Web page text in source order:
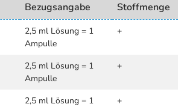
Bezugsangabe Stoffmenge
2,5 ml Lösung = 1
Ampulle
+
2,5 ml Lösung = 1
Ampulle
+
2,5 ml Lösung = 1
+